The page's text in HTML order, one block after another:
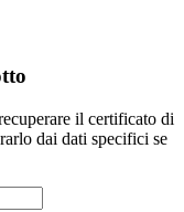
il certificato di
dai dati specifici se